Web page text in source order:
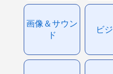
画像＆サウン
ド
ビ